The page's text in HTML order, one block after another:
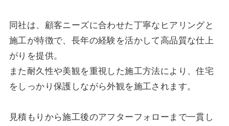
同社は、顧客ニーズに合わせた丁寧なヒアリングと
施工が特徴で、長年の経験を活かして高品質な仕上
がりを提供。
また耐久性や美観を重視した施工方法により、住宅
をしっかり保護しながら外観を施工されます。
見積もりから施工後のアフターフォローまで一貫し